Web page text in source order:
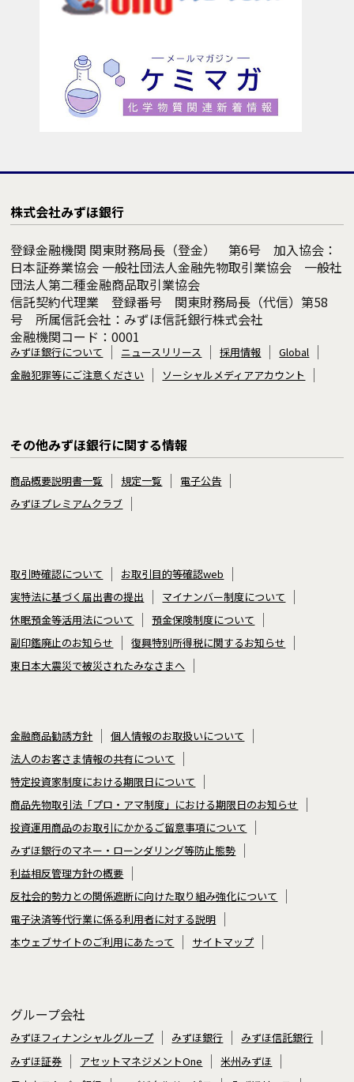
株式会社みずほ銀行
登録金融機関 関東財務局長（登金） 第6号 加入協会：
日本証券業協会 一般社団法人金融先物取引業協会 一般社
団法人第二種金融商品取引業協会
信託契約代理業 登録番号 関東財務局長（代信）第58
号 所属信託会社：みずほ信託銀行株式会社
金融機関コード：0001
みずほ銀行について ニュースリリース 採用情報
Global
金融犯罪等にご注意ください
ソーシャルメディアアカウント
その他みずほ銀行に関する情報
商品概要説明書一覧 規定一覧
電子公告
みずほプレミアムクラブ
取引時確認について
お取引目的等確認web
実特法に基づく届出書の提出
マイナンバー制度について
休眠預金等活用法について
預金保険制度について
副印鑑廃止のお知らせ
復興特別所得税に関するお知らせ
東日本大震災で被災されたみなさまへ
金融商品勧誘方針
個人情報のお取扱いについて
法人のお客さま情報の共有について
特定投資家制度における期限日について
商品先物取引法「プロ・アマ制度」における期限日のお知らせ
投資運用商品のお取引にかかるご留意事項について
みずほ銀行のマネー・ローンダリング等防止態勢
利益相反管理方針の概要
反社会的勢力との関係遮断に向けた取り組み強化について
電子決済等代行業に係る利用者に対する説明
本ウェブサイトのご利用にあたって
サイトマップ
グループ会社
みずほフィナンシャルグループ みずほ銀行
みずほ信託銀行
みずほ証券
アセットマネジメントOne
米州みずほ